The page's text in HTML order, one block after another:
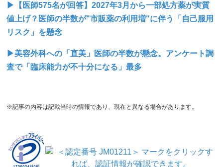
▶【医師575名が回答】2027年3月から一部処方薬が実質
値上げ？医師の半数が"市販薬の利用増"に伴う「自己服用
リスク」を懸念
▶美容外科への「直美」医師の半数が懸念。アンケート調
査で「臨床能力が不十分になる」最多
※記事の内容は記載当時の情報であり、現在と異なる場合があります。